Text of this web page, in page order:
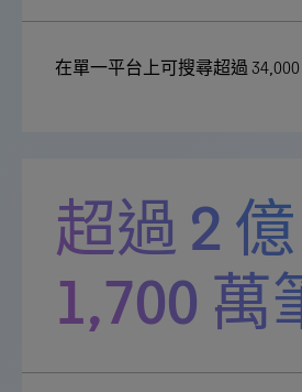
在單一平台上可搜尋超過
超過 2 億
1,700 萬